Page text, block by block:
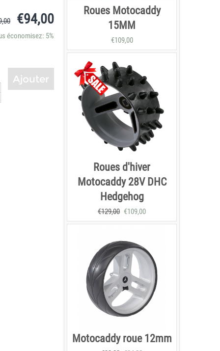
€94,00
économisez: 5%
Ajouter
Roues Motocaddy
15MM
€109,00
Roues d'hiver
Motocaddy 28V DHC
Hedgehog
€129,00 €109,00
Motocaddy roue 12mm